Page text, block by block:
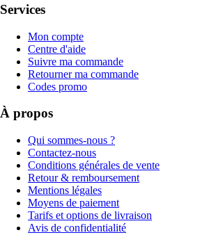
Services
Mon compte
Centre d'aide
Suivre ma commande
Retourner ma commande
Codes promo
À propos
Qui sommes-nous ?
Contactez-nous
Conditions générales de vente
Retour & remboursement
Mentions légales
Moyens de paiement
Tarifs et options de livraison
Avis de confidentialité